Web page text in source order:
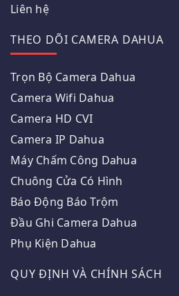
Liên hệ
THEO DÕI CAMERA DAHUA
Trọn Bộ Camera Dahua
Camera Wifi Dahua
Camera HD CVI
Camera IP Dahua
Máy Chấm Công Dahua
Chuông Cửa Có Hình
Báo Động Báo Trộm
Đầu Ghi Camera Dahua
Phụ Kiện Dahua
QUY ĐỊNH VÀ CHÍNH SÁCH